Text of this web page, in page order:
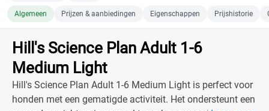
Algemeen Prijzen & aanbiedingen Eigenschappen Prijshistorie
Hill's Science Plan Adult 1-6
Medium Light
Hill's Science Plan Adult 1-6 Medium Light is perfect voor
honden met een gematigde activiteit. Het ondersteunt een